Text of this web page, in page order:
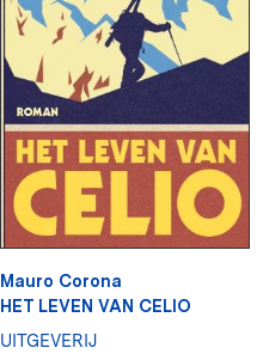
Mauro Corona
HET LEVEN VAN CELIO
UITGEVERIJ